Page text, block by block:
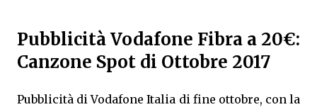
Pubblicità Vodafone Fibra a 20€:
Canzone Spot di Ottobre 2017
Pubblicità di Vodafone Italia di fine ottobre, con la